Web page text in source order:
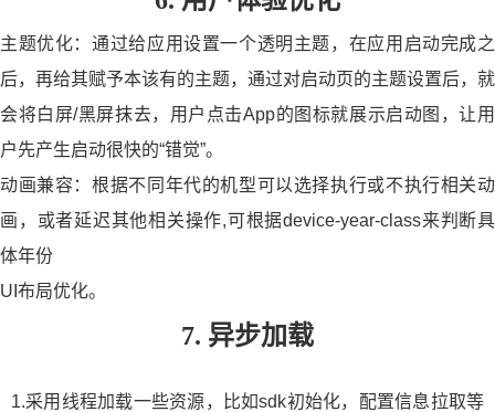
主题优化：通过给应用设置一个透明主题，在应用启动完成之
后，再给其赋予本该有的主题，通过对启动页的主题设置后，就
会将白屏/黑屏抹去，用户点击App的图标就展示启动图，让用
户先产生启动很快的“错觉”。
动画兼容：根据不同年代的机型可以选择执行或不执行相关动
画，或者延迟其他相关操作,可根据device-year-class来判断具
体年份
UI布局优化。
7. 异步加载
1.采用线程加载一些资源，比如sdk初始化，配置信息拉取等